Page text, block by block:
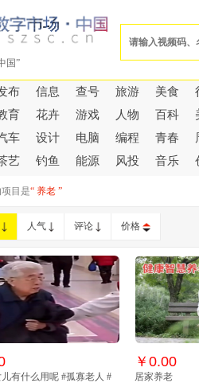
国”
布 信息 查号 旅游 美食
育 花卉 游戏 人物 百科
车 设计 电脑 编程 青春
艺 钓鱼 能源 风投 音乐
目是“ 养老 ”
人气 评论 价格
有什么用呢 #孤寡老人 #
￥0.00
居家养老